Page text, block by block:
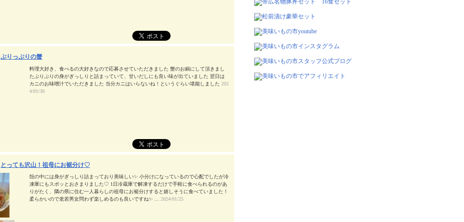
ぷりっぷりの蟹
料理大好き、食べるの大好きなので応募させていただきました 蟹のお鍋にして頂きまし
たぷりぷりの身がぎっしりと詰まっていて、甘いだしにも良い味が出ていました 翌日は
カニのお味噌汁でいただきました 当分カニはいらないね！というぐらい堪能しました 202
4/01/30
とっても沢山！祖母にお裾分け♡
殻の中には身がぎっしり詰まっており美味しい✨ 小分けになっているので心配でしたが冷
凍庫にもスポッとおさまりました♡ 1日冷蔵庫で解凍するだけで手軽に食べられるのがあ
りがたく、隣の県に住む一人暮らしの祖母にお裾分けすると嬉しそうに食べていました！
柔らかいので老若男女問わず楽しめるのも良いですね✨ … 2024/01/25